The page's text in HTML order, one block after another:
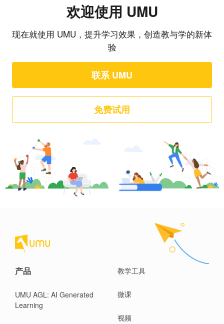
欢迎使用 UMU
现在就使用 UMU，提升学习效果，创造教与学的新体
验
联系 UMU
免费试用
产品
UMU AGL: AI Generated
Learning
教学工具
微课
视频